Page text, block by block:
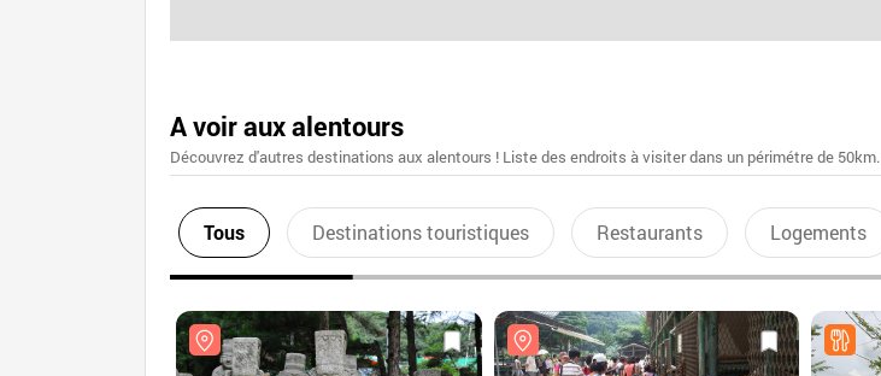
A voir aux alentours
Découvrez d'autres destinations aux alentours ! Liste des endroits à visiter dans un périmétre de 50km.
Tous Destinations touristiques Restaurants Logements